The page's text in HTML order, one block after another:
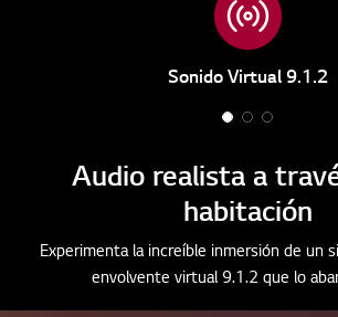
Sonido Virtual 9.1.2
1
f
3
2 3
f
Audio realista a
habitación
Experimenta la increíble inmersión de un
envolvente virtual 9.1.2 que lo